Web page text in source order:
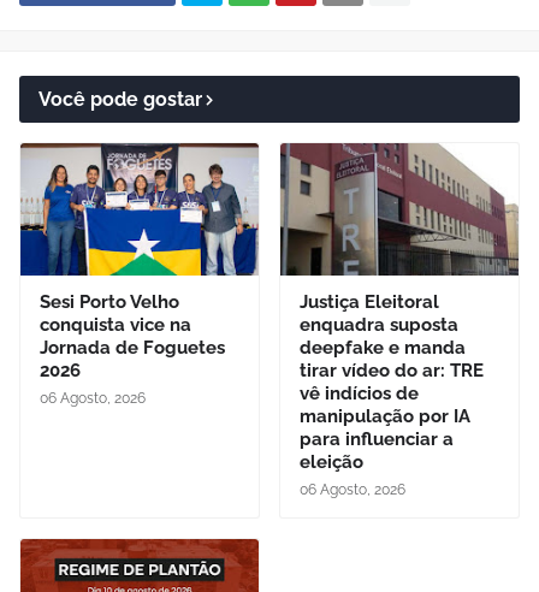
Você pode gostar
Sesi Porto Velho
conquista vice na
Jornada de Foguetes
2026
06 Agosto, 2026
Justiça Eleitoral
enquadra suposta
deepfake e manda
tirar vídeo do ar: TRE
vê indícios de
manipulação por IA
para influenciar a
eleição
06 Agosto, 2026